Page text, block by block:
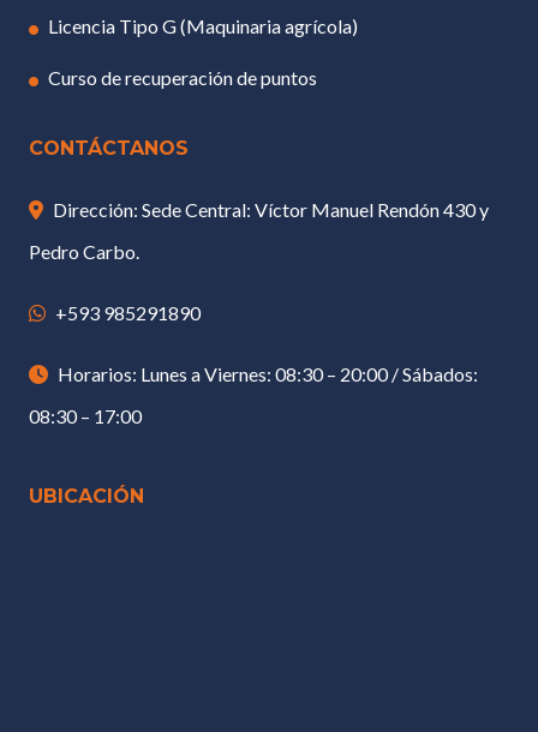
Licencia Tipo G (Maquinaria agrícola)
Curso de recuperación de puntos
CONTÁCTANOS
Dirección: Sede Central: Víctor Manuel Rendón 430 y
Pedro Carbo.
+593 985291890
Horarios: Lunes a Viernes: 08:30 – 20:00 / Sábados:
08:30 – 17:00
UBICACIÓN